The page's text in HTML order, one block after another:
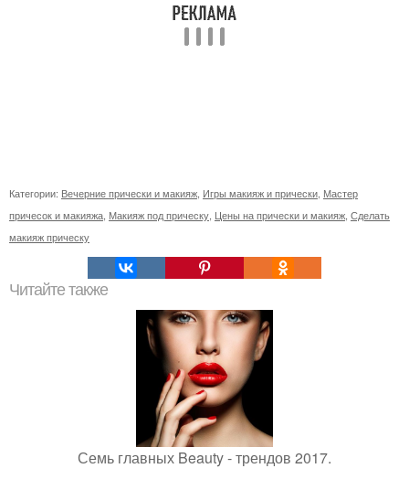
Категории: Вечерние прически и макияж Игры макияж и прически Мастер
причесок и макияжа Макияж под прическу Цены на прически и макияж Сделать
макияж прическу
Читайте также
Семь главных Beauty - трендов 2017.